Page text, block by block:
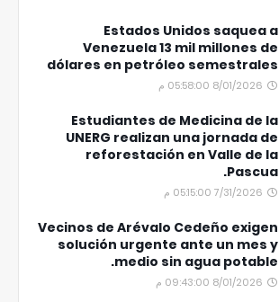
Estados Unidos saquea a
Venezuela 13 mil millones de
dólares en petróleo semestrales
8/01/2026 05:58:00 م
Estudiantes de Medicina de la
UNERG realizan una jornada de
reforestación en Valle de la
Pascua.
7/31/2026 05:15:00 م
Vecinos de Arévalo Cedeño exigen
solución urgente ante un mes y
medio sin agua potable.
8/01/2026 09:43:00 م